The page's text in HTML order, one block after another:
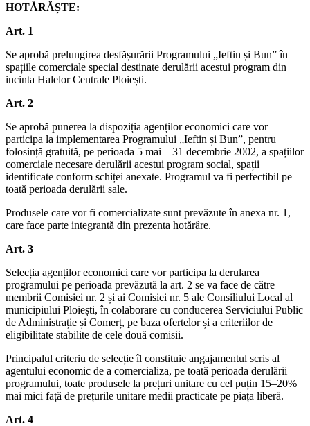
HOTĂRĂȘTE:
Art. 1
Se aprobă prelungirea desfășurării Programului „Ieftin și Bun” în
spațiile comerciale special destinate derulării acestui program din
incinta Halelor Centrale Ploiești.
Art. 2
Se aprobă punerea la dispoziția agenților economici care vor
participa la implementarea Programului „Ieftin și Bun”, pentru
folosință gratuită, pe perioada 5 mai – 31 decembrie 2002, a spațiilor
comerciale necesare derulării acestui program social, spații
identificate conform schiței anexate. Programul va fi perfectibil pe
toată perioada derulării sale.
Produsele care vor fi comercializate sunt prevăzute în anexa nr. 1,
care face parte integrantă din prezenta hotărâre.
Art. 3
Selecția agenților economici care vor participa la derularea
programului pe perioada prevăzută la art. 2 se va face de către
membrii Comisiei nr. 2 și ai Comisiei nr. 5 ale Consiliului Local al
municipiului Ploiești, în colaborare cu conducerea Serviciului Public
de Administrație și Comerț, pe baza ofertelor și a criteriilor de
eligibilitate stabilite de cele două comisii.
Principalul criteriu de selecție îl constituie angajamentul scris al
agentului economic de a comercializa, pe toată perioada derulării
programului, toate produsele la prețuri unitare cu cel puțin 15–20%
mai mici față de prețurile unitare medii practicate pe piața liberă.
Art. 4